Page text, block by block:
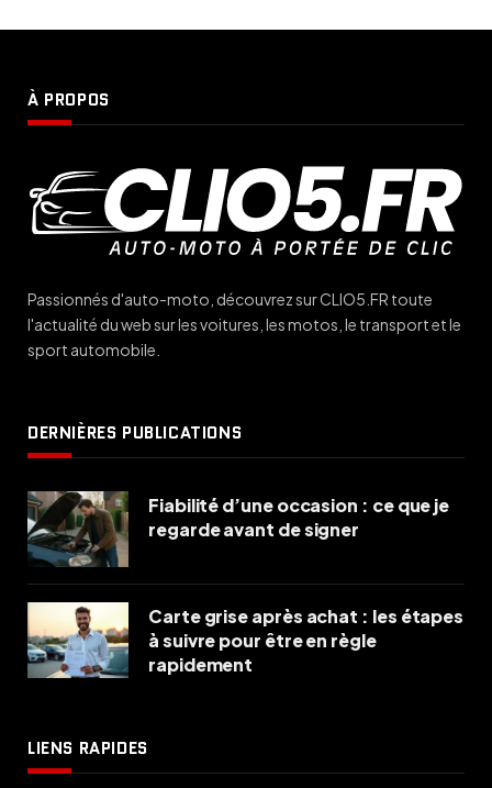
À PROPOS
Passionnés d'auto-moto, découvrez sur CLIO5.FR toute
l'actualité du web sur les voitures, les motos, le transport et le
sport automobile.
DERNIÈRES PUBLICATIONS
Fiabilité d’une occasion : ce que je
regarde avant de signer
Carte grise après achat : les étapes
à suivre pour être en règle
rapidement
LIENS RAPIDES